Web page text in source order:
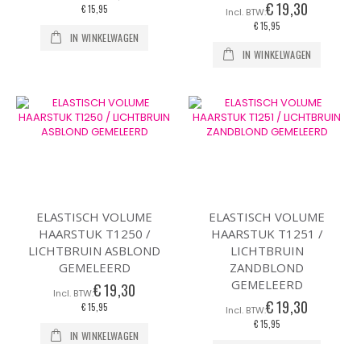
€ 15,95
IN WINKELWAGEN
€ 19,30
€ 15,95
IN WINKELWAGEN
ELASTISCH VOLUME
HAARSTUK T1250 /
LICHTBRUIN ASBLOND
GEMELEERD
€ 19,30
€ 15,95
IN WINKELWAGEN
ELASTISCH VOLUME
HAARSTUK T1251 /
LICHTBRUIN
ZANDBLOND
GEMELEERD
€ 19,30
€ 15,95